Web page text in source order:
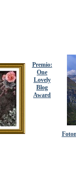
Premio:
One
Lovely
Blog
Award